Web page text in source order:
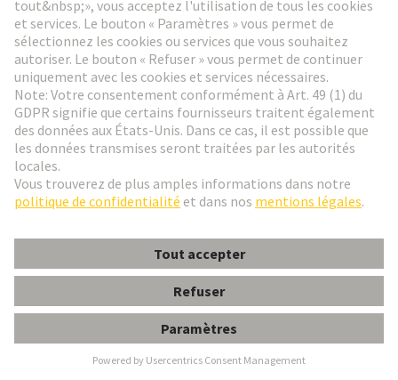
Wipro PARI
a été fondée en 1990 et est une
fusion de Precision Automation & Robotics India
Private Limited et de Wipro Enterprises. C'est la
première entreprise d'automatisation industrielle en
Inde et l'une des 20 premières au monde. Wipro